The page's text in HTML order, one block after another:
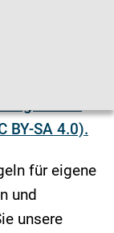
geschützt
BY-SA 4.0).
für eigene
und
unsere